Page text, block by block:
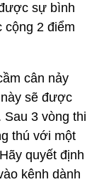
sự bình
2 điểm
cân nảy
sẽ được
Sau 3 vòng thi
thú với một
quyết định
kênh dành